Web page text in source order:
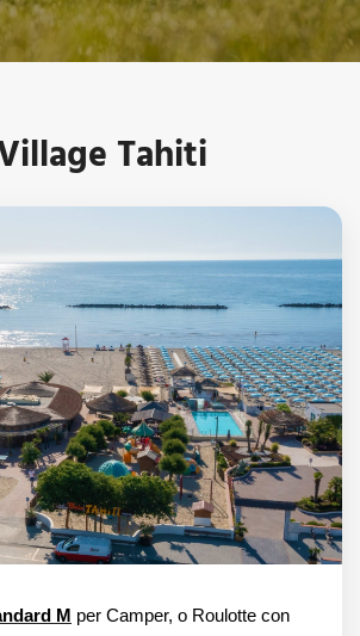
Tahiti
M per Camper, o Roulotte con